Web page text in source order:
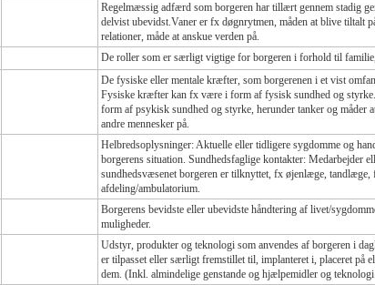
Regelmæssig adfærd som borgeren har tillært gennem stadig
delvist ubevidst.Vaner er fx døgnrytmen, måden at blive tiltalt
relationer, måde at anskue verden på.
De roller som er særligt vigtige for borgeren i forhold til
De fysiske eller mentale kræfter, som borgerenen i et vist
Fysiske kræfter kan fx være i form af fysisk sundhed og
form af psykisk sundhed og styrke, herunder tanker og måder
andre mennesker på.
Helbredsoplysninger: Aktuelle eller tidligere sygdomme og
borgerens situation. Sundhedsfaglige kontakter: Medarbejder
sundhedsvæsenet borgeren er tilknyttet, fx øjenlæge, tandlæge,
afdeling/ambulatorium.
Borgerens bevidste eller ubevidste håndtering af livet/
muligheder.
Udstyr, produkter og teknologi som anvendes af borgeren i
er tilpasset eller særligt fremstillet til, implanteret i, placeret på
dem. (Inkl. almindelige genstande og hjælpemidler og